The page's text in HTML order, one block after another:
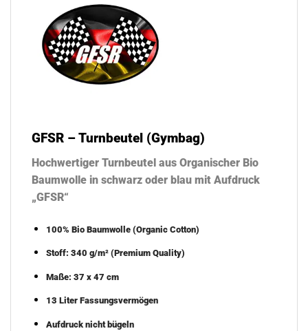
GFSR – Turnbeutel (Gymbag)
Hochwertiger Turnbeutel aus Organischer Bio
Baumwolle in schwarz oder blau mit Aufdruck
„GFSR“
100% Bio Baumwolle (Organic Cotton)
Stoff: 340 g/m² (Premium Quality)
Maße: 37 x 47 cm
13 Liter Fassungsvermögen
Aufdruck nicht bügeln